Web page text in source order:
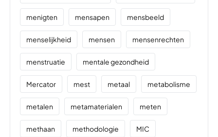
menigten mensapen mensbeeld
menselijkheid mensen mensenrechten
menstruatie mentale gezondheid
Mercator mest metaal metabolisme
metalen metamaterialen meten
methaan methodologie MIC